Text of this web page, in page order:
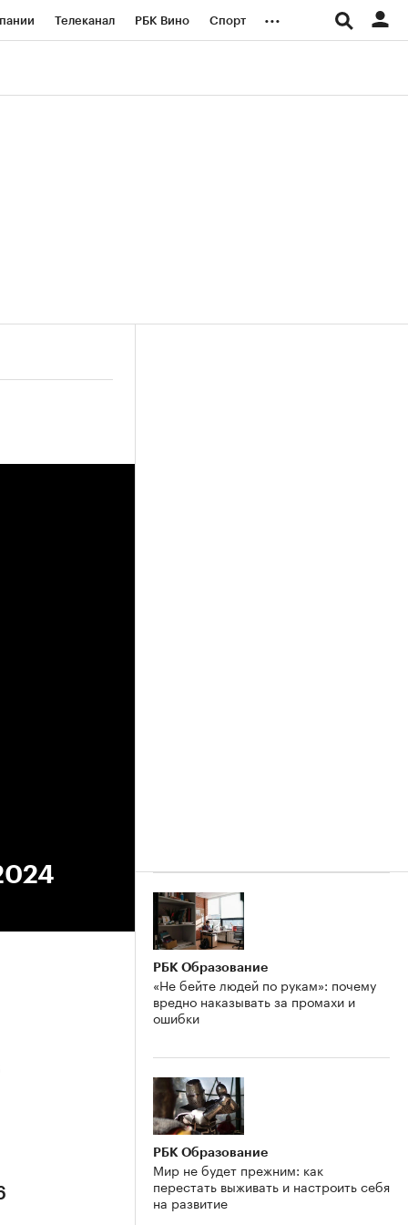
Телеканал РБК Вино Спорт ...
РБК Образование
«Не бейте людей по рукам»: почему
вредно наказывать за промахи и
ошибки
РБК Образование
Мир не будет прежним: как
перестать выживать и настроить себя
на развитие